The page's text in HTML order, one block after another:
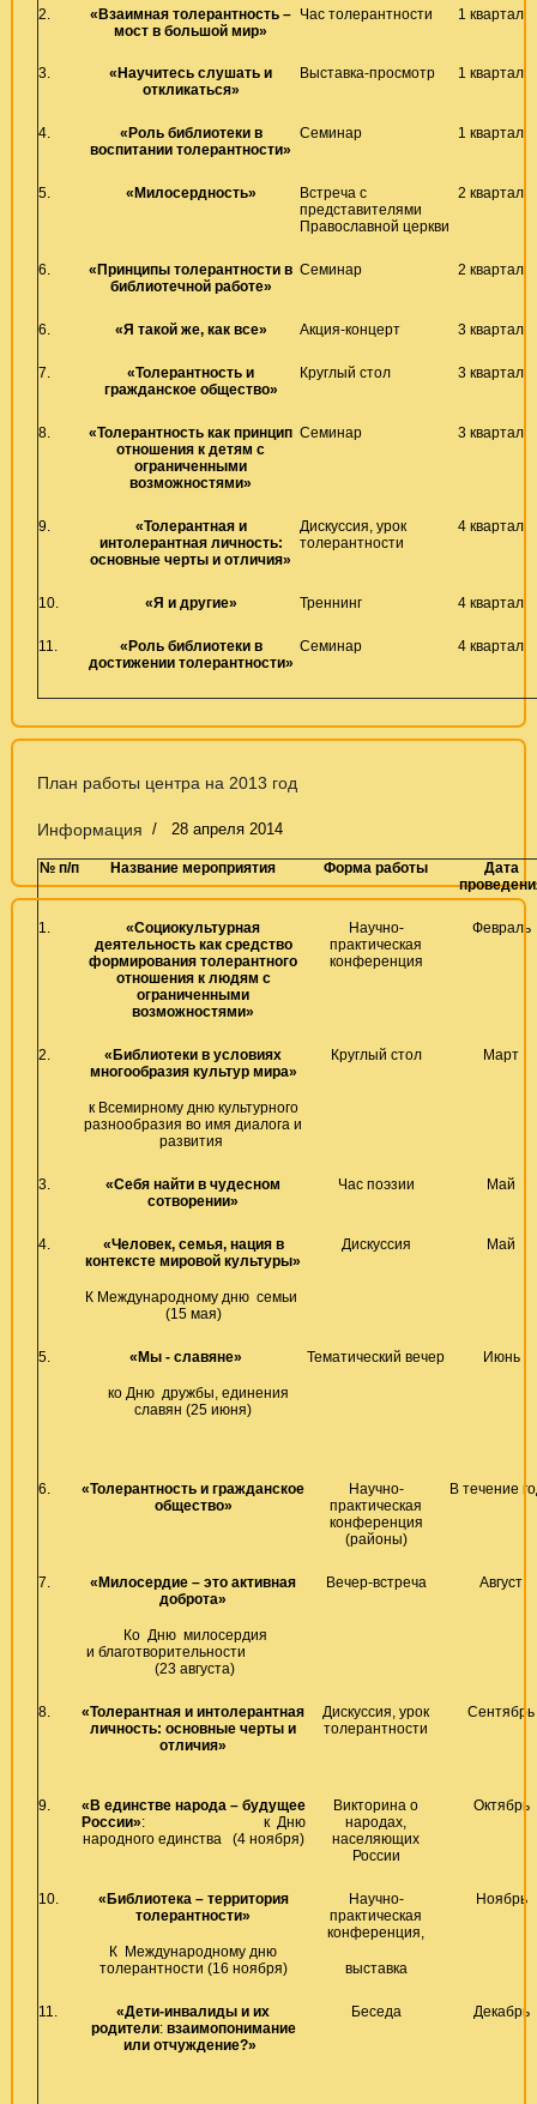
2.
«Взаимная толерантность –
мост в большой мир»
Час толерантности 1 квартал
3.
«Научитесь слушать и
откликаться»
Выставка-просмотр 1 квартал
4.
«Роль библиотеки в
воспитании толерантности»
Семинар 1 квартал
5. «Милосердность»
Встреча с
представителями
Православной церкви
2 квартал
6.
«Принципы толерантности в
библиотечной работе»
Семинар 2 квартал
6. «Я такой же, как все» Акция-концерт 3 квартал
7.
«Толерантность и
гражданское общество»
Круглый стол 3 квартал
8.
«Толерантность как принцип
отношения к детям с
ограниченными
возможностями»
Семинар 3 квартал
9.
«Толерантная и
интолерантная личность:
основные черты и отличия»
Дискуссия, урок
толерантности
4 квартал
10. «Я и другие» Треннинг 4 квартал
11.
«Роль библиотеки в
достижении толерантности»
Семинар 4 квартал
План работы центра на 2013 год
Информация 28 апреля 2014
№ п/п Название мероприятия Форма работы
Дата
1.
«Социокультурная
деятельность как средство
формирования толерантного
отношения к людям с
ограниченными
возможностями»
Научно-
практическая
конференция
Февраль
2.
«Библиотеки в условиях
многообразия культур мира»
к Всемирному дню культурного
разнообразия во имя диалога и
развития
Круглый стол Март
3.
«Себя найти в чудесном
сотворении»
Час поэзии Май
4.
«Человек, семья, нация в
контексте мировой культуры»
К Международному дню семьи
(15 мая)
Дискуссия Май
5. «Мы - славяне»
ко Дню дружбы, единения
славян (25 июня)
Тематический вечер Июнь
6.
«Толерантность и гражданское
общество»
Научно-
практическая
конференция
(районы)
В течение
7.
«Милосердие – это активная
доброта»
Ко Дню милосердия
и благотворительности
(23 августа)
Вечер-встреча Август
8.
«Толерантная и интолерантная
личность: основные черты и
отличия»
Дискуссия, урок
толерантности
Сентябрь
9.
«В единстве народа – будущее
России»:
к Дню
народного единства
(4 ноября)
Викторина о
народах,
населяющих
России
Октябрь
10.
«Библиотека – территория
толерантности»
К Международному дню
толерантности (16 ноября)
Научно-
практическая
конференция,
выставка
Ноябрь
11.
«Дети-инвалиды и их
родители: взаимопонимание
или отчуждение?»
Беседа Декабрь